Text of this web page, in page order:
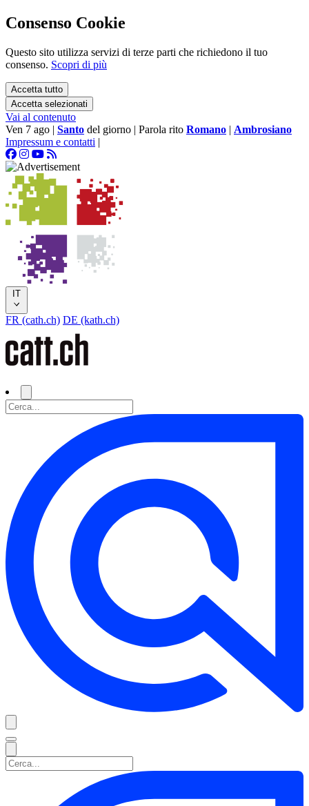
Consenso Cookie
Questo sito utilizza servizi di terze parti che richiedono il tuo
consenso. Scopri di più
Accetta tutto
Accetta selezionati
Vai al contenuto
Ven 7 ago | Santo del giorno | Parola rito Romano | Ambrosiano
Impressum e contatti |
IT
FR (cath.ch) DE (kath.ch)